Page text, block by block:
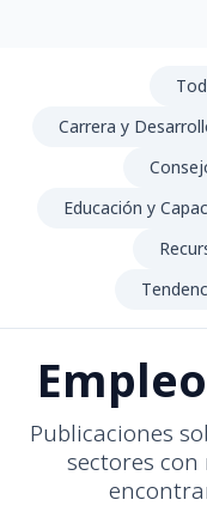
Carrera y
Educación y
Publicaciones
sectores